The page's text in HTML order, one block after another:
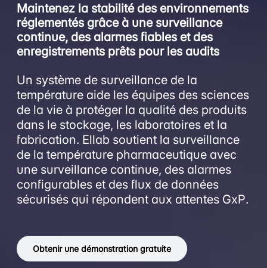
Maintenez la stabilité des environnements
réglementés grâce à une surveillance
continue, des alarmes fiables et des
enregistrements prêts pour les audits
Un système de surveillance de la
température aide les équipes des sciences
de la vie à protéger la qualité des produits
dans le stockage, les laboratoires et la
fabrication. Ellab soutient la surveillance
de la température pharmaceutique avec
une surveillance continue, des alarmes
configurables et des flux de données
sécurisés qui répondent aux attentes GxP.
Obtenir une démonstration gratuite